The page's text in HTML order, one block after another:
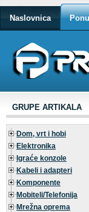
Naslovnica
GRUPE ARTIKALA
Dom, vrt i hobi
Elektronika
Igraće konzole
Kabeli i adapteri
Komponente
Mobiteli/Telefonija
Mrežna oprema